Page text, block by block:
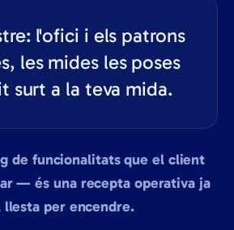
l'ofici i els patrons
les mides les poses
surt a la teva mida.
de funcionalitats que el client
— és una recepta operativa ja
llesta per encendre.